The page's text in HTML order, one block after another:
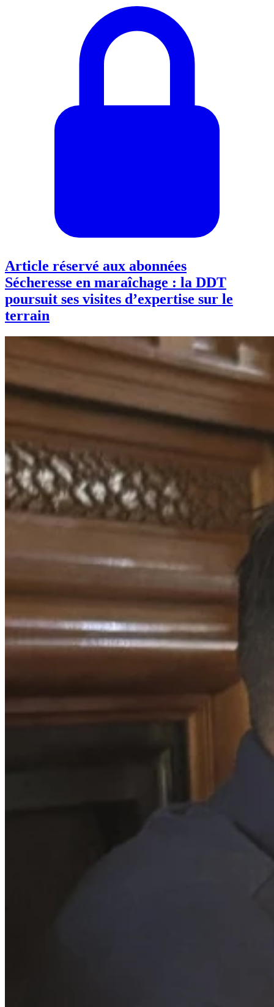
Article réservé aux abonnées
Sécheresse en maraîchage : la DDT
poursuit ses visites d’expertise sur le
terrain